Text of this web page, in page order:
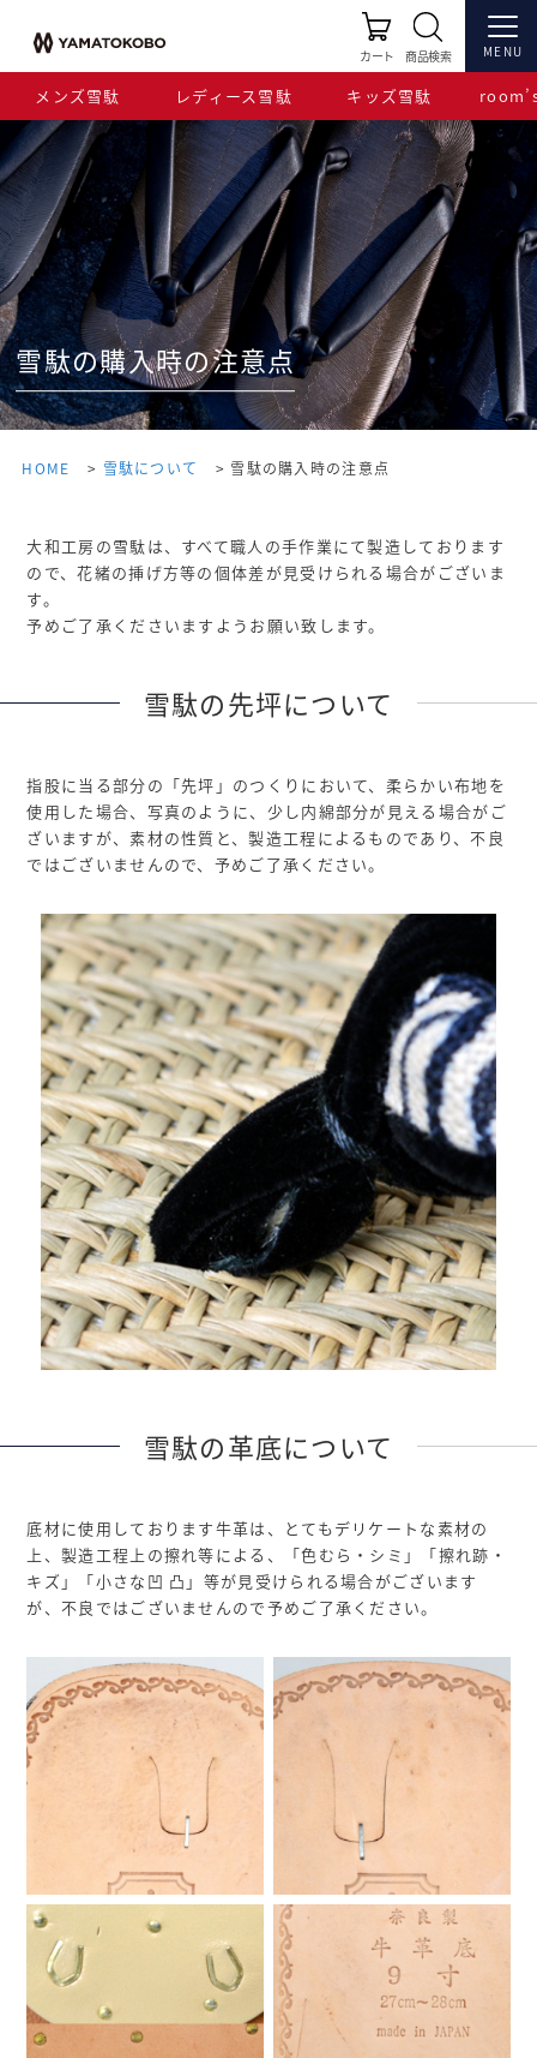
カート 商品検索
メンズ雪駄 レディース雪駄 キッズ雪駄
MENU
雪駄の購入時の注意点
HOME 雪駄について 雪駄の購入時の注意点
大和工房の雪駄は、すべて職人の手作業にて製造しております
ので、花緒の挿げ方等の個体差が見受けられる場合がございま
す。
予めご了承くださいますようお願い致します。
雪駄の先坪について
指股に当る部分の「先坪」のつくりにおいて、柔らかい布地を
使用した場合、写真のように、少し内綿部分が見える場合がご
ざいますが、素材の性質と、製造工程によるものであり、不良
ではございませんので、予めご了承ください。
雪駄の革底について
底材に使用しております牛革は、とてもデリケートな素材の
上、製造工程上の擦れ等による、「色むら・シミ」「擦れ跡・
キズ」「小さな凹 凸」等が見受けられる場合がございます
が、不良ではございませんので予めご了承ください。